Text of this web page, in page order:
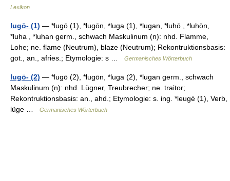
Lexikon
lugō- (1) — *lugō (1), *lugōn, *luga (1), *lugan, *luhō , *luhōn,
*luha , *luhan germ., schwach Maskulinum (n): nhd. Flamme,
Lohe; ne. flame (Neutrum), blaze (Neutrum); Rekontruktionsbasis:
got., an., afries.; Etymologie: s …
Germanisches Wörterbuch
lugō- (2) — *lugō (2), *lugōn, *luga (2), *lugan germ., schwach
Maskulinum (n): nhd. Lügner, Treubrecher; ne. traitor;
Rekontruktionsbasis: an., ahd.; Etymologie: s. ing. *leugė (1), Verb,
lüge …
Germanisches Wörterbuch